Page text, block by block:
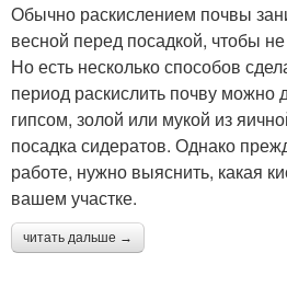
Обычно раскислением почвы
весной перед посадкой, чтобы
Но есть несколько способов
период раскислить почву можно
гипсом, золой или мукой из
посадка сидератов. Однако
работе, нужно выяснить, какая
вашем участке.
читать дальше →